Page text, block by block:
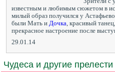
известным и любимым сюжетом в
милый образ получился у
были Мать и Дочка , красивый
прекрасное настроение после
29.01.14
Чудеса и другие прелести